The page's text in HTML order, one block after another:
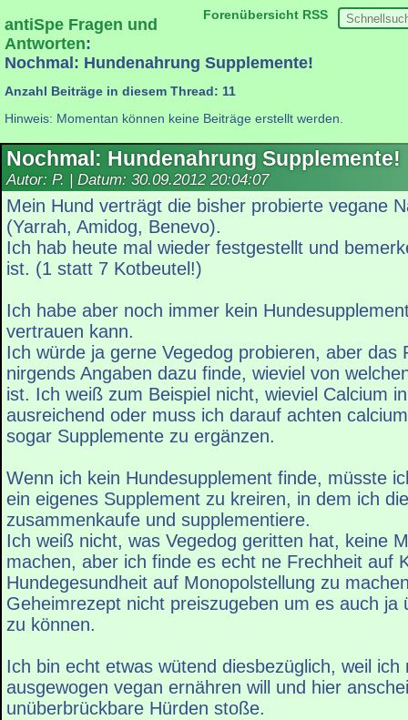
Forenübersicht RSS
antiSpe Fragen und
Antworten:
Nochmal: Hundenahrung Supplemente!
Anzahl Beiträge in diesem Thread: 11
Hinweis: Momentan können keine Beiträge erstellt werden.
Nochmal: Hundenahrung Supplemente!
Autor: P. | Datum: 30.09.2012 20:04:07
Mein Hund verträgt die bisher probierte vegane
(Yarrah, Amidog, Benevo).
Ich hab heute mal wieder festgestellt und
ist. (1 statt 7 Kotbeutel!)
Ich habe aber noch immer kein
vertrauen kann.
Ich würde ja gerne Vegedog probieren, aber das
nirgends Angaben dazu finde, wieviel von
ist. Ich weiß zum Beispiel nicht, wieviel Calcium
ausreichend oder muss ich darauf achten
sogar Supplemente zu ergänzen.
Wenn ich kein Hundesupplement finde, müsste
ein eigenes Supplement zu kreiren, in dem ich
zusammenkaufe und supplementiere.
Ich weiß nicht, was Vegedog geritten hat, keine
machen, aber ich finde es echt ne Frechheit auf
Hundegesundheit auf Monopolstellung zu
Geheimrezept nicht preiszugeben um es auch ja
zu können.
Ich bin echt etwas wütend diesbezüglich, weil ich
ausgewogen vegan ernähren will und hier
unüberbrückbare Hürden stoße.